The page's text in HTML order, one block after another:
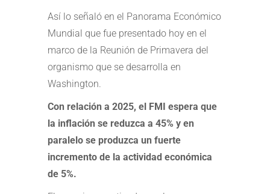
Así lo señaló en el Panorama Económico
Mundial que fue presentado hoy en el
marco de la Reunión de Primavera del
organismo que se desarrolla en
Washington.
Con relación a 2025, el FMI espera que
la inflación se reduzca a 45% y en
paralelo se produzca un fuerte
incremento de la actividad económica
de 5%.